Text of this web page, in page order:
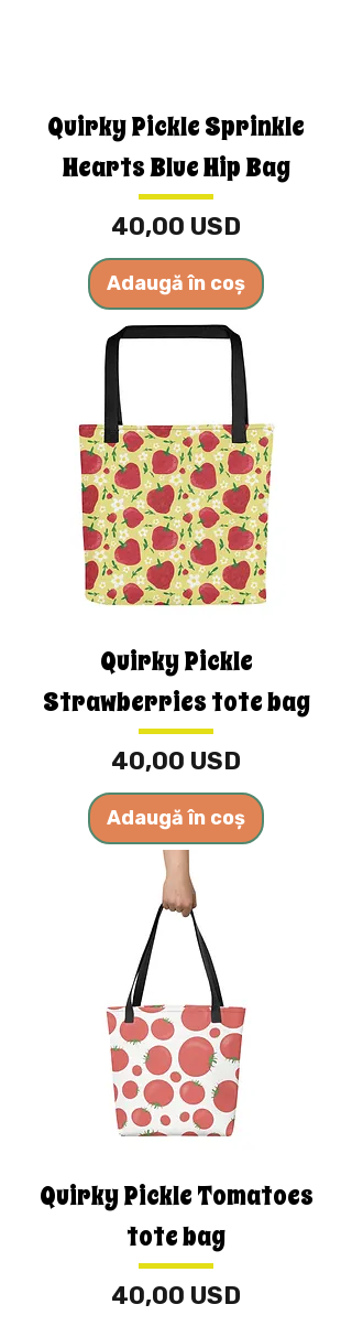
Quirky Pickle Sprinkle
Hearts Blue Hip Bag
Preț
40,00 USD
Adaugă în coș
Quirky Pickle
Strawberries tote bag
Preț
40,00 USD
Adaugă în coș
Quirky Pickle Tomatoes
tote bag
Preț
40,00 USD